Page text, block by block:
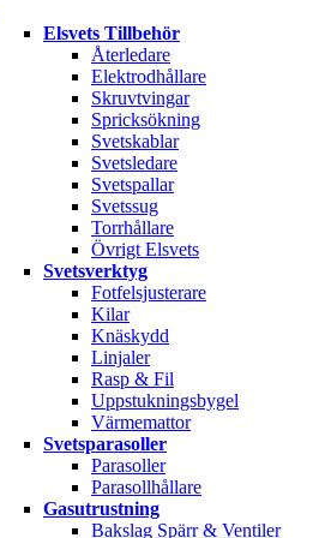
Elsvets Tillbehör
Återledare
Elektrodhållare
Skruvtvingar
Spricksökning
Svetskablar
Svetsledare
Svetspallar
Svetssug
Torrhållare
Övrigt Elsvets
Svetsverktyg
Fotfelsjusterare
Kilar
Knäskydd
Linjaler
Rasp & Fil
Uppstukningsbygel
Värmemattor
Svetsparasoller
Parasoller
Parasollhållare
Gasutrustning
Bakslag Spärr & Ventiler